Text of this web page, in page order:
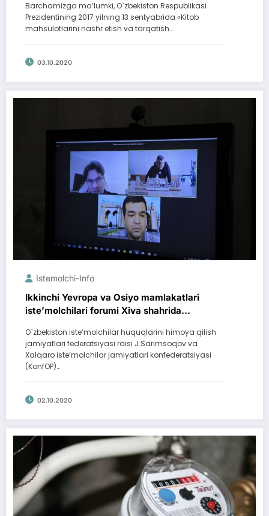
Barchamizga maʼlumki, O`zbekiston Respublikasi
Prezidentining 2017 yilning 13 sentyabrida «Kitob
mahsulotlarini nashr etish va tarqatish…
03.10.2020
Istemolchi-Info
Ikkinchi Yevropa va Osiyo mamlakatlari
isteʼmolchilari forumi Xiva shahrida
O`zbekiston isteʼmolchilar huquqlarini himoya qilish
jamiyatlari federatsiyasi raisi J.Sarimsoqov va
Xalqaro isteʼmolchilar jamiyatlari konfederatsiyasi
(KonfOP)…
02.10.2020